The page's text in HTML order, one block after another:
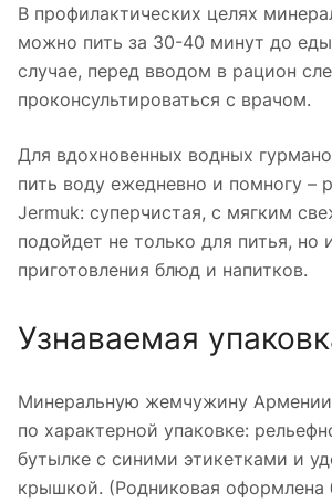
В профилактических целях
можно пить за 30-40 минут до
случае, перед вводом в рацион
проконсультироваться с врачом.
Для вдохновенных водных
пить воду ежедневно и помногу –
Jermuk: суперчистая, с мягким
подойдет не только для питья, но
приготовления блюд и напитков.
Узнаваемая
Минеральную жемчужину
по характерной упаковке:
бутылке с синими этикетками и
крышкой. (Родниковая оформлена